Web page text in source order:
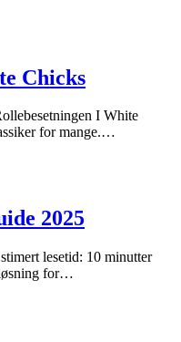
Chicks
I White
for mange.…
2025
lesetid: 10 minutter
for…